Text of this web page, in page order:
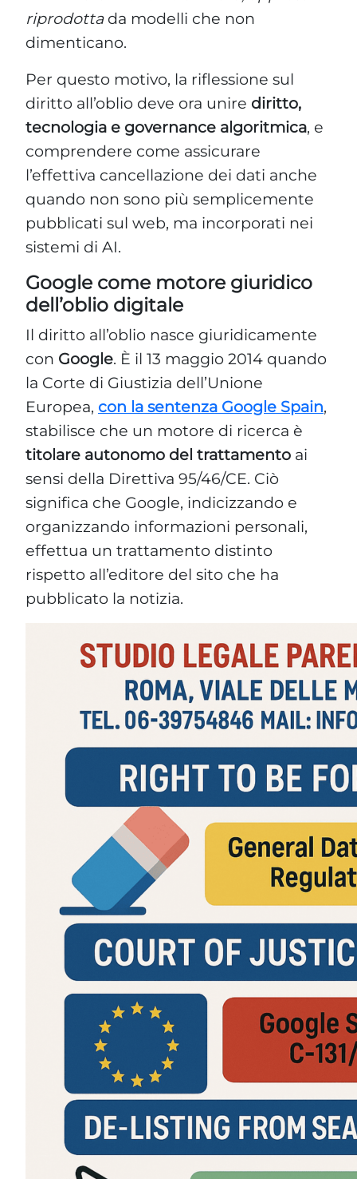
tecnologia e governance algoritmica
comprendere come assicurare
quando non sono più semplicemente
pubblicati sul web, ma incorporati nei
sistemi di AI.
Google come motore giuridico
dell’oblio digitale
Il diritto all’oblio nasce giuridicamente
conGoogle. È il 13 maggio 2014 quando
Europea,con la sentenza Google Spain
stabilisce che un motore di ricerca è
titolare autonomo del trattamentoai
sensi della Direttiva 95/46/CE. Ciò
significa che Google, indicizzando e
organizzando informazioni personali,
effettua un trattamento distinto
rispetto all’editore del sito che ha
pubblicato la notizia.